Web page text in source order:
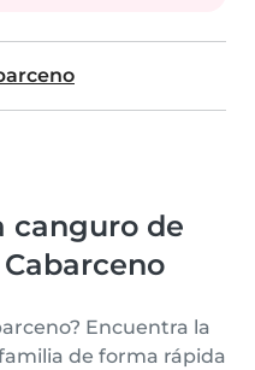
canguro de
Encuentra la
de forma rápida